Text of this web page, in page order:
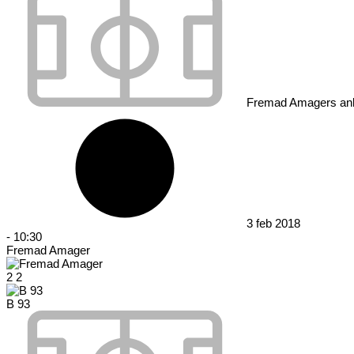
Fremad Amagers
3 feb 2018
- 10:30
Fremad Amager
2 2
B 93